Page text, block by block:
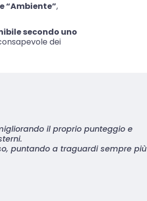
“Ambiente”,
secondo uno
dei
il proprio punteggio e
puntando a traguardi sempre più